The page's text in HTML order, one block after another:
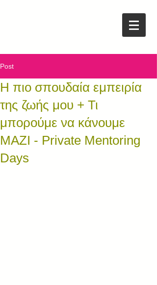
Post
Η πιο σπουδαία εμπειρία
της ζωής μου + Τι
μπορούμε να κάνουμε
ΜΑΖΙ - Private Mentoring
Days